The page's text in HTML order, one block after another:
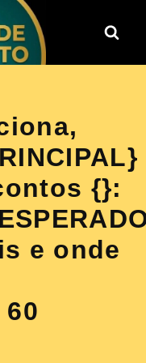
{}:
e onde